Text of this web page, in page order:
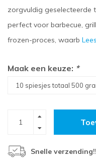
zorgvuldig geselecteerde
perfect voor barbecue,
frozen-proces, waarb
Maak een keuze: *
Snelle